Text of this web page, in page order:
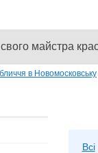
майстра
в Новомосковську
Всі